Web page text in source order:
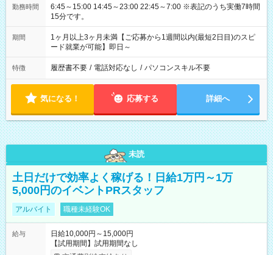
勤務時間
6:45～15:00 14:45～23:00 22:45～7:00 ※表記のうち実働7時間
15分です。
期間
1ヶ月以上3ヶ月未満【ご応募から1週間以内(最短2日目)のスピ
ード就業が可能】即日～
特徴 履歴書不要 / 電話対応なし / パソコンスキル不要
気になる！ 応募する 詳細へ
未読
土日だけで効率よく稼げる！日給1万円～1万
5,000円のイベントPRスタッフ
アルバイト 職種未経験OK
給与
日給10,000円～15,000円
【試用期間】試用期間なし